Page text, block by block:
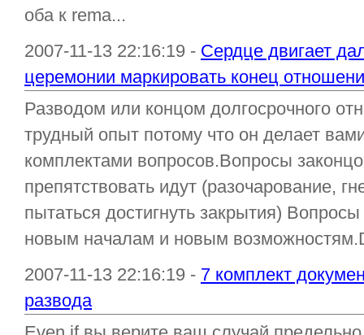
оба к rema...
2007-11-13 22:16:19 - Сердце двигает
церемонии маркировать конец
Разводом или концом долгосрочного
трудный опыт потому что он делает
комплектами вопросов.Вопросы
препятствовать идут (разочарование,
пытаться достигнуть закрытия)
новым началам и новым
2007-11-13 22:16:19 - 7 комплект
развода